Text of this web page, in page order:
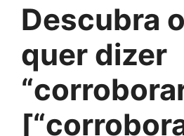
Descubra
quer dizer